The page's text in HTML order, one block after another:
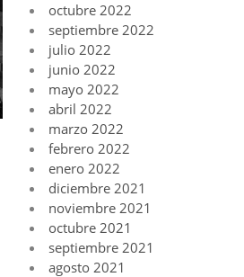
octubre 2022
septiembre 2022
julio 2022
junio 2022
mayo 2022
abril 2022
marzo 2022
febrero 2022
enero 2022
diciembre 2021
noviembre 2021
octubre 2021
septiembre 2021
agosto 2021